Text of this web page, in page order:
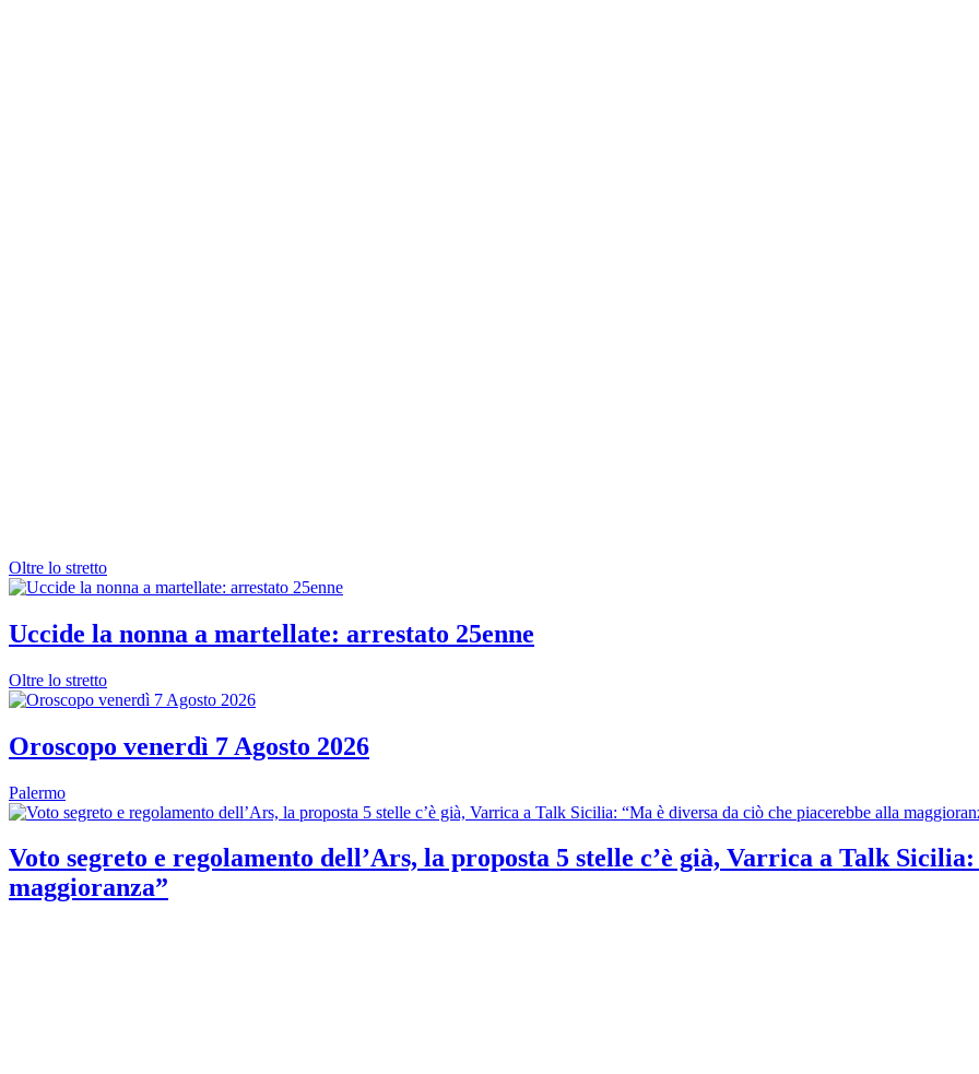
Oltre lo stretto
Uccide la nonna a martellate: arrestato 25enne
Oltre lo stretto
Oroscopo venerdì 7 Agosto 2026
Palermo
Voto segreto e regolamento dell’Ars, la proposta 5 stelle c’è già, Varrica a Talk
maggioranza”